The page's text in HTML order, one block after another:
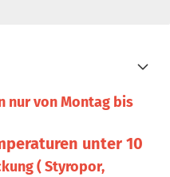
nur von Montag bis
unter 10
( Styropor,